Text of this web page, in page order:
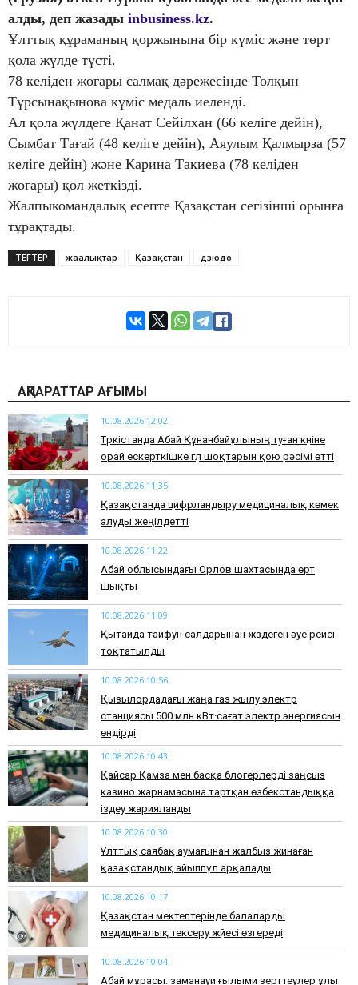
алды, деп жазады inbusiness.kz.
Ұлттық құраманың қоржынына бір күміс және төрт
қола жүлде түсті.
78 келіден жоғары салмақ дәрежесінде Толқын
Тұрсынақынова күміс медаль иеленді.
Ал қола жүлдеге Қанат Сейілхан (66 келіге дейін),
Сымбат Тағай (48 келіге дейін), Аяулым Қалмырза (57
келіге дейін) және Карина Такиева (78 келіден
жоғары) қол жеткізді.
Жалпыкомандалық есепте Қазақстан сегізінші орынға
тұрақтады.
ТЕГТЕР жаңалықтар Қазақстан дзюдо
АҚПАРАТТАР АҒЫМЫ
10.08.2026 12:02
Түркістанда Абай Құнанбайұлының туған күніне
орай ескерткішке гүл шоқтарын қою рәсімі өтті
10.08.2026 11:35
Қазақстанда цифрландыру медициналық көмек
алуды жеңілдетті
10.08.2026 11:22
Абай облысындағы Орлов шахтасында өрт
шықты
10.08.2026 11:09
Қытайда тайфун салдарынан жүздеген әуе рейсі
тоқтатылды
10.08.2026 10:56
Қызылордадағы жаңа газ жылу электр
станциясы 500 млн кВт·сағат электр энергиясын
өндірді
10.08.2026 10:43
Қайсар Қамза мен басқа блогерлерді заңсыз
казино жарнамасына тартқан өзбекстандыққа
іздеу жарияланды
10.08.2026 10:30
Ұлттық саябақ аумағынан жалбыз жинаған
қазақстандық айыппұл арқалады
10.08.2026 10:17
Қазақстан мектептерінде балаларды
медициналық тексеру жүйесі өзгереді
10.08.2026 10:04
Абай мұрасы: заманауи ғылыми зерттеулер ұлы